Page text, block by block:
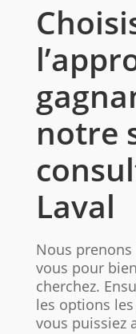
notre
Laval
Nous
vous pour
cherchez.
les options
vous puissiez